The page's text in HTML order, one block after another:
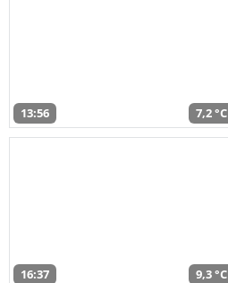
13:56 7,2 °C
16:37 9,3 °C